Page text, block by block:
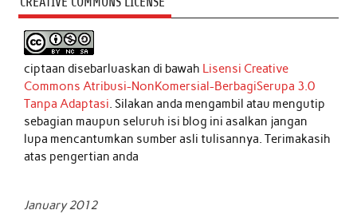
ciptaan disebarluaskan di bawah Lisensi Creative
Commons Atribusi-NonKomersial-BerbagiSerupa 3.0
Tanpa Adaptasi. Silakan anda mengambil atau mengutip
sebagian maupun seluruh isi blog ini asalkan jangan
lupa mencantumkan sumber asli tulisannya. Terimakasih
atas pengertian anda
January 2012